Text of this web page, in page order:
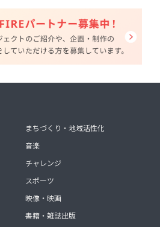
まちづくり・地域活性化
音楽
チャレンジ
スポーツ
映像・映画
書籍・雑誌出版